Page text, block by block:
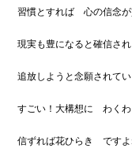
習慣とすれば 心の信念が
現実も豊になると確信さ
追放しようと念願されて
すごい！大構想に わくわ
信ずれば花ひらき です